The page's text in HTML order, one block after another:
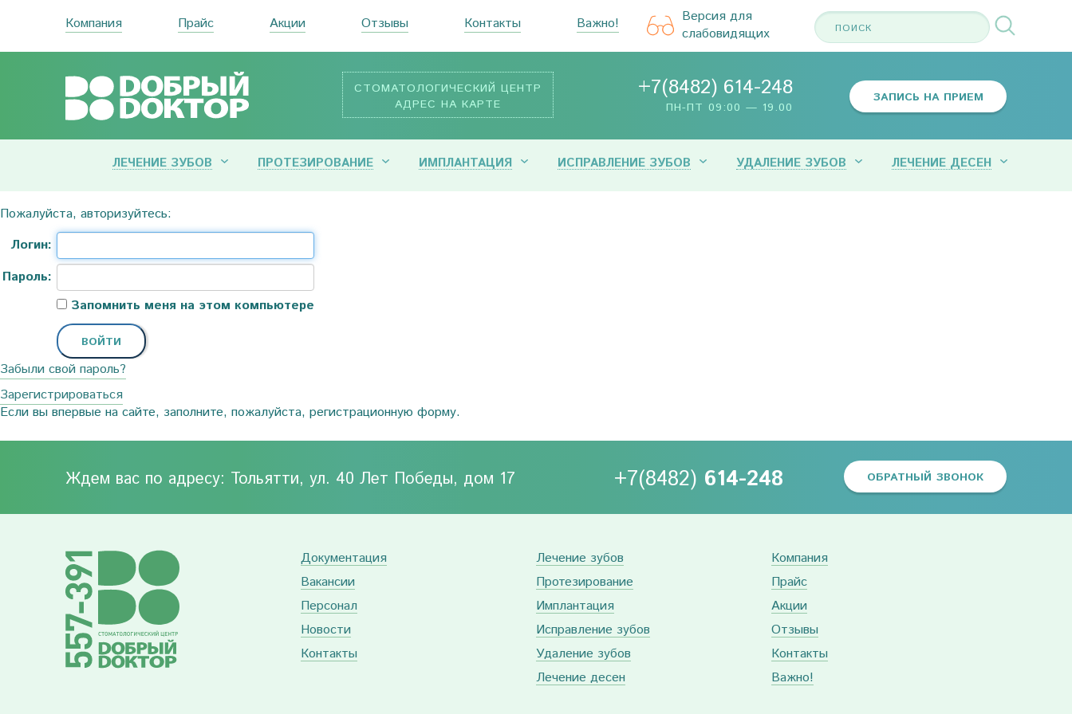
Компания Прайс Акции Отзывы Контакты Важно!
Версия для
слабовидящих
СТОМАТОЛОГИЧЕСКИЙ ЦЕНТР
АДРЕС НА КАРТЕ
+7(8482) 614-248
ПН-ПТ 09:00 — 19.00
ЗАПИСЬ НА ПРИЕМ
ЛЕЧЕНИЕ ЗУБОВ ПРОТЕЗИРОВАНИЕ ИМПЛАНТАЦИЯ ИСПРАВЛЕНИЕ ЗУБОВ УДАЛЕНИЕ ЗУБОВ ЛЕЧЕНИЕ ДЕСЕН
Пожалуйста, авторизуйтесь:
Логин:
Пароль:
Запомнить меня на этом компьютере
Забыли свой пароль?
Зарегистрироваться
Если вы впервые на сайте, заполните, пожалуйста, регистрационную форму.
Ждем вас по адресу: Тольятти, ул. 40 Лет Победы, дом 17 +7(8482) 614-248 ОБРАТНЫЙ ЗВОНОК
Документация
Вакансии
Персонал
Новости
Контакты
Лечение зубов
Протезирование
Имплантация
Исправление зубов
Удаление зубов
Лечение десен
Компания
Прайс
Акции
Отзывы
Контакты
Важно!